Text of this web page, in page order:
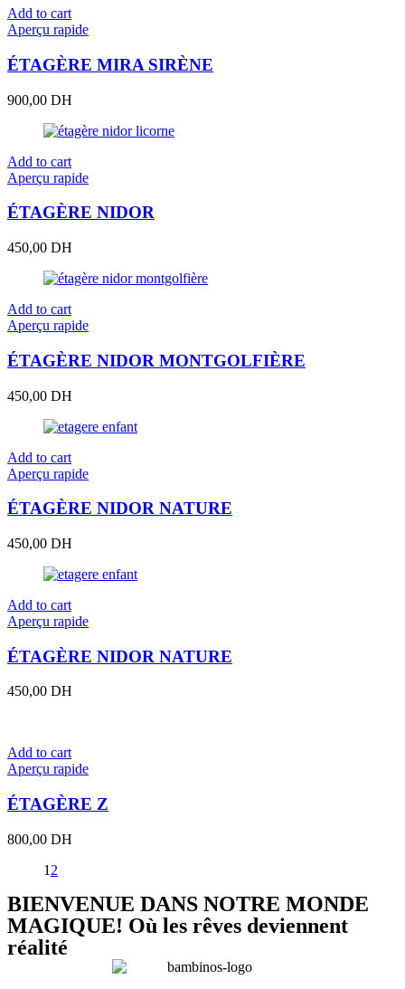
Add to cart
Aperçu rapide
ÉTAGÈRE MIRA SIRÈNE
900,00 DH
Add to cart
Aperçu rapide
ÉTAGÈRE NIDOR
450,00 DH
Add to cart
Aperçu rapide
ÉTAGÈRE NIDOR MONTGOLFIÈRE
450,00 DH
Add to cart
Aperçu rapide
ÉTAGÈRE NIDOR NATURE
450,00 DH
Add to cart
Aperçu rapide
ÉTAGÈRE NIDOR NATURE
450,00 DH
Add to cart
Aperçu rapide
ÉTAGÈRE Z
800,00 DH
1 2
BIENVENUE DANS NOTRE MONDE
MAGIQUE! Où les rêves deviennent
réalité